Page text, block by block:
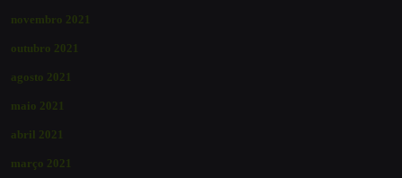
novembro 2021
outubro 2021
agosto 2021
maio 2021
abril 2021
março 2021